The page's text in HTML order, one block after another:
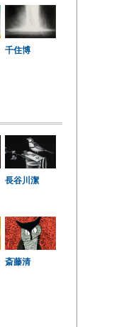
千住博
長谷川潔
斎藤清